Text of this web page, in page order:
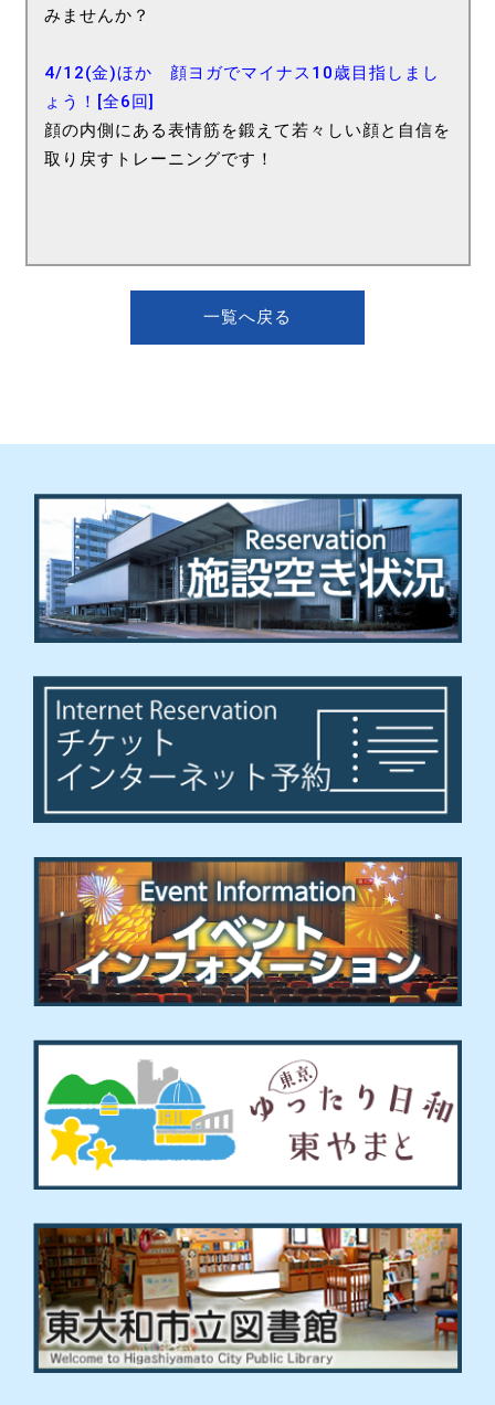
みませんか？
4/12(金)ほか 顔ヨガでマイナス10歳目指しまし
ょう！[全6回]
顔の内側にある表情筋を鍛えて若々しい顔と自信を
取り戻すトレーニングです！
一覧へ戻る